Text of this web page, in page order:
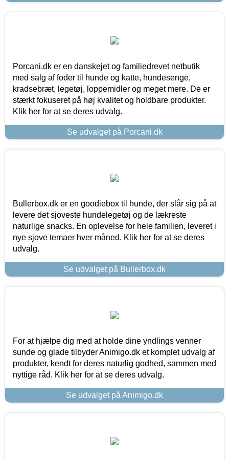
Porcani.dk er en danskejet og familiedrevet netbutik
med salg af foder til hunde og katte, hundesenge,
kradsebræt, legetøj, loppemidler og meget mere. De er
stærkt fokuseret på høj kvalitet og holdbare produkter.
Klik her for at se deres udvalg.
Se udvalget på Porcani.dk
Bullerbox.dk er en goodiebox til hunde, der slår sig på at
levere det sjoveste hundelegetøj og de lækreste
naturlige snacks. En oplevelse for hele familien, leveret i
nye sjove temaer hver måned. Klik her for at se deres
udvalg.
Se udvalget på Bullerbox.dk
For at hjælpe dig med at holde dine yndlings venner
sunde og glade tilbyder Animigo.dk et komplet udvalg af
produkter, kendt for deres naturlig godhed, sammen med
nyttige råd. Klik her for at se deres udvalg.
Se udvalget på Animigo.dk